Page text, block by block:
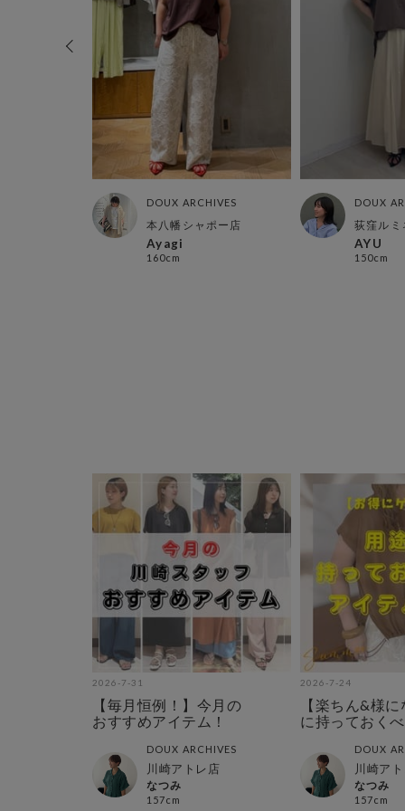
DOUX ARCHIVES
本八幡シャポー店
Ayagi
160cm
DOUX
荻窪ルミ
AYU
150cm
2026-7-31
【毎月恒例！】今月の
おすすめアイテム！
DOUX ARCHIVES
川崎アトレ店
なつみ
157cm
2026-7-24
【楽ちん&様
に持っておく
DOUX
川崎ア
なつみ
157cm